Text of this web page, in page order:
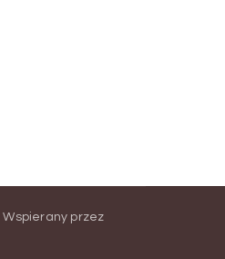
Wspierany przez